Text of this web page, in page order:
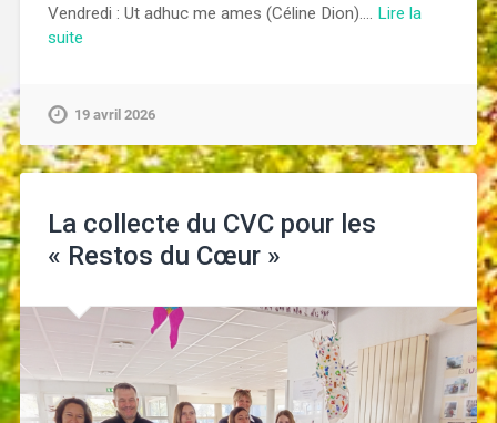
Vendredi : Ut adhuc me ames (Céline Dion).… Lire la
suite
19 avril 2026
La collecte du CVC pour les
« Restos du Cœur »